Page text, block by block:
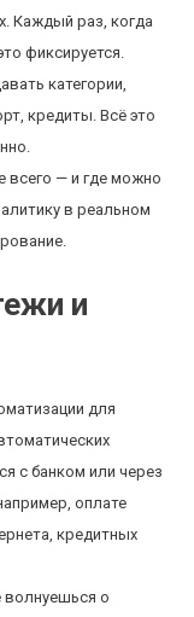
Каждый раз, когда
фиксируется.
категории,
кредиты. Всё это
всего — и где можно
в реальном
и
для
с банком или через
оплате
кредитных
волнуешься о